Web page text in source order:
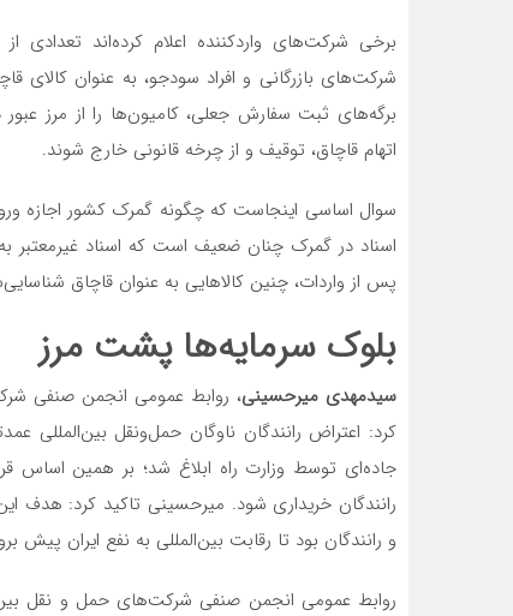
برخی شرکت‌های واردکننده اعلام کرده‌اند تعدادی
شرکت‌های بازرگانی و افراد سودجو، به عنوان کالای
برگه‌های ثبت سفارش جعلی، کامیون‌ها را از مرز
اتهام قاچاق، توقیف و از چرخه قانونی خارج شوند.
سوال اساسی اینجاست که چگونه گمرک کشور اجازه
اسناد در گمرک چنان ضعیف است که اسناد غیرمعتبر
پس از واردات، چنین کالاهایی به عنوان قاچاق
بلوک سرمایه‌ها پشت مرز
سیدمهدی میرحسینی، روابط عمومی انجمن صنفی
کرد: اعتراض رانندگان ناوگان حمل‌ونقل بین‌المللی
رانندگان خریداری شود. میرحسینی تاکید کرد: هدف
و رانندگان بود تا رقابت بین‌المللی به نفع ایران پیش